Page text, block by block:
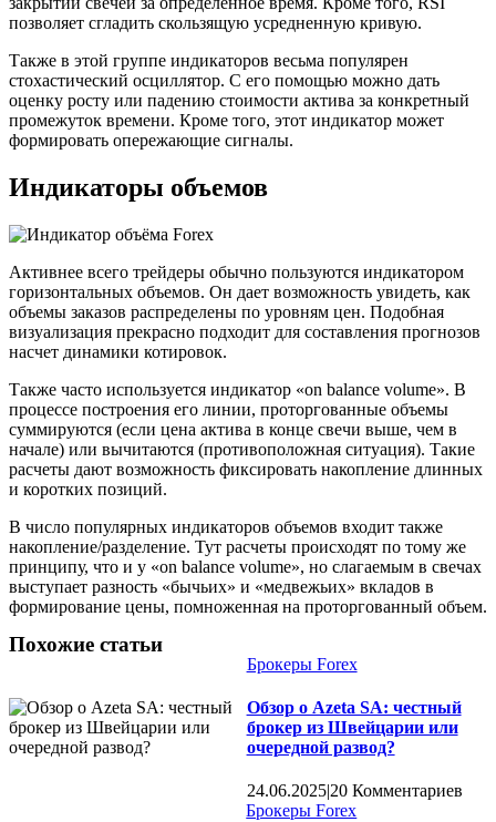
позволяет сгладить скользящую усредненную кривую.
Также в этой группе индикаторов весьма популярен
стохастический осциллятор. С его помощью можно дать
оценку росту или падению стоимости актива за конкретный
промежуток времени. Кроме того, этот индикатор может
формировать опережающие сигналы.
Индикаторы объемов
Активнее всего трейдеры обычно пользуются индикатором
горизонтальных объемов. Он дает возможность увидеть, как
объемы заказов распределены по уровням цен. Подобная
визуализация прекрасно подходит для составления прогнозов
насчет динамики котировок.
Также часто используется индикатор «on balance volume». В
процессе построения его линии, проторгованные объемы
суммируются (если цена актива в конце свечи выше, чем в
начале) или вычитаются (противоположная ситуация). Такие
расчеты дают возможность фиксировать накопление длинных
и коротких позиций.
В число популярных индикаторов объемов входит также
накопление/разделение. Тут расчеты происходят по тому же
принципу, что и у «on balance volume», но слагаемым в свечах
выступает разность «бычьих» и «медвежьих» вкладов в
формирование цены, помноженная на проторгованный объем.
Похожие статьи
Брокеры Forex
Обзор о Azeta SA: честный
брокер из Швейцарии или
очередной развод?
24.06.2025|20 Комментариев
Брокеры Forex